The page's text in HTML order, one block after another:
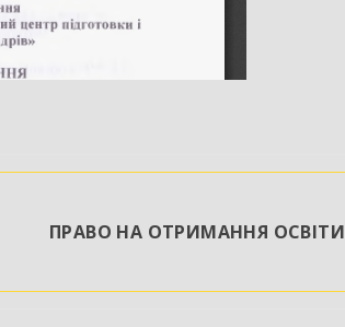
ПРАВО НА ОТРИМАННЯ ОСВІТИ